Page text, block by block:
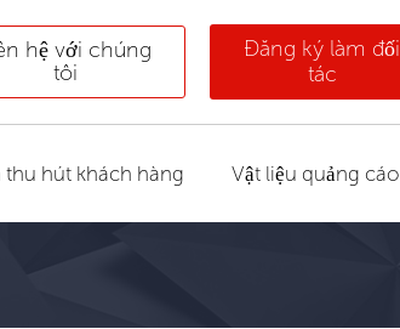
hệ với chúng
tôi
Đăng ký làm đối
tác
thu hút khách hàng Vật liệu quảng cáo